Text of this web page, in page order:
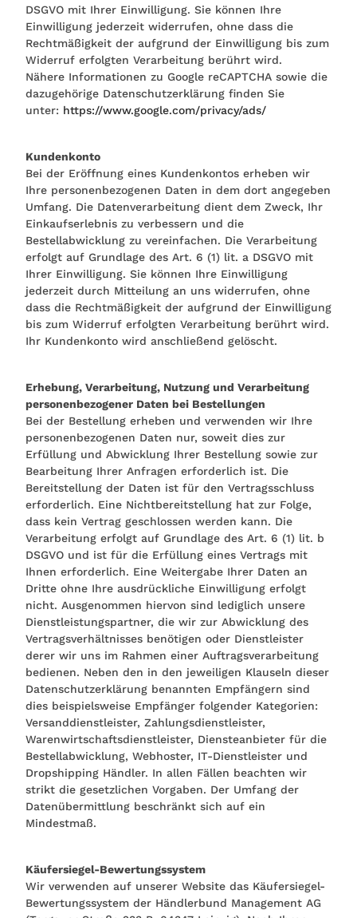
DSGVO mit Ihrer Einwilligung. Sie können Ihre
Einwilligung jederzeit widerrufen, ohne dass die
Rechtmäßigkeit der aufgrund der Einwilligung bis zum
Widerruf erfolgten Verarbeitung berührt wird.
Nähere Informationen zu Google reCAPTCHA sowie die
dazugehörige Datenschutzerklärung finden Sie
unter: https://www.google.com/privacy/ads/
Kundenkonto
Bei der Eröffnung eines Kundenkontos erheben wir
Ihre personenbezogenen Daten in dem dort angegeben
Umfang. Die Datenverarbeitung dient dem Zweck, Ihr
Einkaufserlebnis zu verbessern und die
Bestellabwicklung zu vereinfachen. Die Verarbeitung
erfolgt auf Grundlage des Art. 6 (1) lit. a DSGVO mit
Ihrer Einwilligung. Sie können Ihre Einwilligung
jederzeit durch Mitteilung an uns widerrufen, ohne
dass die Rechtmäßigkeit der aufgrund der Einwilligung
bis zum Widerruf erfolgten Verarbeitung berührt wird.
Ihr Kundenkonto wird anschließend gelöscht.
Erhebung, Verarbeitung, Nutzung und Verarbeitung
personenbezogener Daten bei Bestellungen
Bei der Bestellung erheben und verwenden wir Ihre
personenbezogenen Daten nur, soweit dies zur
Erfüllung und Abwicklung Ihrer Bestellung sowie zur
Bearbeitung Ihrer Anfragen erforderlich ist. Die
Bereitstellung der Daten ist für den Vertragsschluss
erforderlich. Eine Nichtbereitstellung hat zur Folge,
dass kein Vertrag geschlossen werden kann. Die
Verarbeitung erfolgt auf Grundlage des Art. 6 (1) lit. b
DSGVO und ist für die Erfüllung eines Vertrags mit
Ihnen erforderlich. Eine Weitergabe Ihrer Daten an
Dritte ohne Ihre ausdrückliche Einwilligung erfolgt
nicht. Ausgenommen hiervon sind lediglich unsere
Dienstleistungspartner, die wir zur Abwicklung des
Vertragsverhältnisses benötigen oder Dienstleister
derer wir uns im Rahmen einer Auftragsverarbeitung
bedienen. Neben den in den jeweiligen Klauseln dieser
Datenschutzerklärung benannten Empfängern sind
dies beispielsweise Empfänger folgender Kategorien:
Versanddienstleister, Zahlungsdienstleister,
Warenwirtschaftsdienstleister, Diensteanbieter für die
Bestellabwicklung, Webhoster, IT-Dienstleister und
Dropshipping Händler. In allen Fällen beachten wir
strikt die gesetzlichen Vorgaben. Der Umfang der
Datenübermittlung beschränkt sich auf ein
Mindestmaß.
Käufersiegel-Bewertungssystem
Wir verwenden auf unserer Website das Käufersiegel-
Bewertungssystem der Händlerbund Management AG